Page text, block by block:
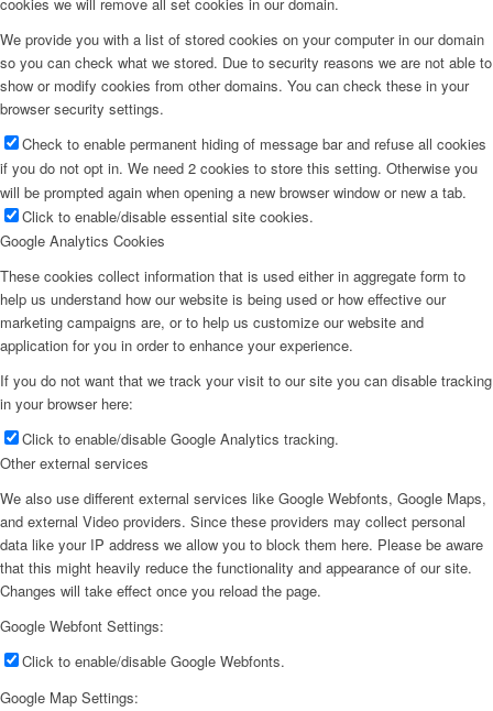
x YouTube
Menú
We provide you with a list of stored cookies on your computer in our domain
so you can check what we stored. Due to security reasons we are not able to
show or modify cookies from other domains. You can check these in your
browser security settings.
Check to enable permanent hiding of message bar and refuse all cookies
if you do not opt in. We need 2 cookies to store this setting. Otherwise you
will be prompted again when opening a new browser window or new a tab.
Click to enable/disable essential site cookies.
Google Analytics Cookies
These cookies collect information that is used either in aggregate form to
help us understand how our website is being used or how effective our
marketing campaigns are, or to help us customize our website and
application for you in order to enhance your experience.
If you do not want that we track your visit to our site you can disable tracking
in your browser here:
Click to enable/disable Google Analytics tracking.
Other external services
We also use different external services like Google Webfonts, Google Maps,
and external Video providers. Since these providers may collect personal
data like your IP address we allow you to block them here. Please be aware
that this might heavily reduce the functionality and appearance of our site.
Changes will take effect once you reload the page.
Google Webfont Settings:
Click to enable/disable Google Webfonts.
Google Map Settings: